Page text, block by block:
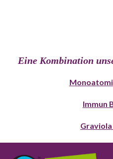
Eine Kombination
Immun